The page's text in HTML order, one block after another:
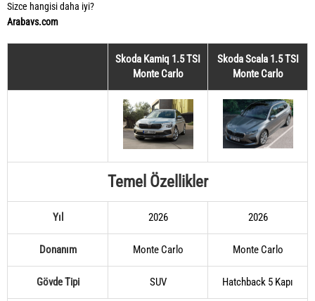
Sizce hangisi daha iyi?
Arabavs.com
Skoda Kamiq 1.5 TSI
Monte Carlo
Skoda Scala 1.5 TSI
Monte Carlo
Temel Özellikler
Yıl 2026 2026
Donanım Monte Carlo Monte Carlo
Gövde Tipi SUV Hatchback 5 Kapı